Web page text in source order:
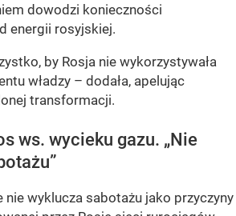
dowodzi konieczności
energii rosyjskiej.
by Rosja nie wykorzystywała
władzy – dodała, apelując
transformacji.
ws. wycieku gazu. „Nie
nie wyklucza sabotażu jako przyczyny